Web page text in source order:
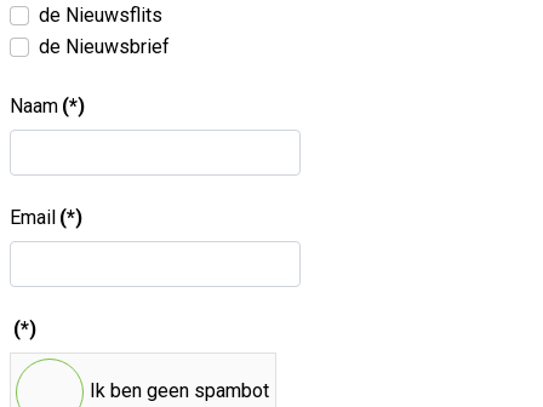
de Nieuwsflits
de Nieuwsbrief
Naam (*)
Email (*)
(*)
Ik ben geen spambot